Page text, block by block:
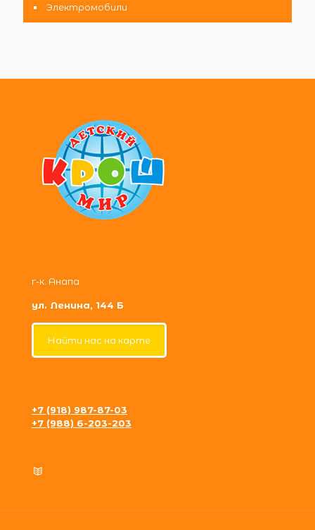
Электромобили
г-к. Анапа
ул. Ленина, 144 Б
Найти нас на карте
+7 (918) 987-87-03
+7 (988) 6-203-203